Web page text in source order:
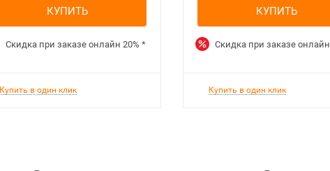
КУПИТЬ
Скидка при заказе онлайн 20% *
Купить в один клик
КУПИТЬ
Скидка при заказе онлайн
Купить в один клик